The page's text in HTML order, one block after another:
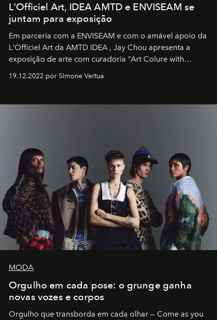
L'Officiel Art, IDEA AMTD e ENVISEAM se
juntam para exposição
Em parceria com a ENVISEAM e com o amável apoio da
L'Officiel Art da AMTD IDEA , Jay Chou apresenta a
exposição de arte com curadoria "Art Colure with
19.12.2022 por SImone Vertua
MODA
Orgulho em cada pose: o grunge ganha
novas vozes e corpos
Orgulho que transborda em cada olhar — Come as you